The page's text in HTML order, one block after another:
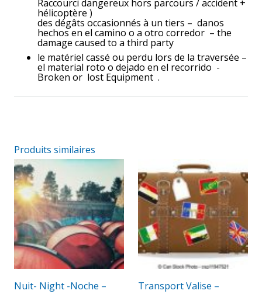
Raccourci dangereux hors parcours / accident +
hélicoptère )
des dégâts occasionnés à un tiers – danos
hechos en el camino o a otro corredor – the
damage caused to a third party
le matériel cassé ou perdu lors de la traversée –
el material roto o dejado en el recorrido -
Broken or lost Equipment .
Produits similaires
Nuit- Night -Noche –
Transport Valise –